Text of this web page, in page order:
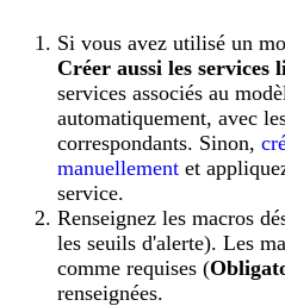
Si vous avez utilisé un
Créer aussi les services
services associés au
automatiquement, avec
correspondants. Sinon,
manuellement et
service.
Renseignez les macros
les seuils d'alerte). Les
comme requises (
renseignées.